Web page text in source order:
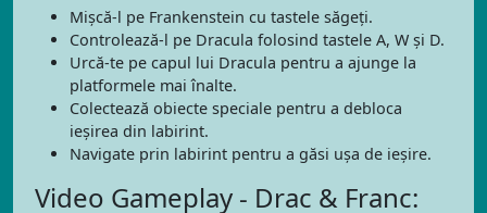
Mișcă-l pe Frankenstein cu tastele săgeți.
Controlează-l pe Dracula folosind tastele A, W și D.
Urcă-te pe capul lui Dracula pentru a ajunge la
platformele mai înalte.
Colectează obiecte speciale pentru a debloca
ieșirea din labirint.
Navigate prin labirint pentru a găsi ușa de ieșire.
Video Gameplay - Drac & Franc: